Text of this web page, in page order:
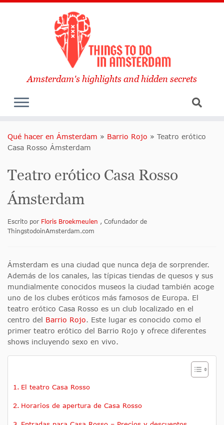
Amsterdam's highlights and hidden secrets
Qué hacer en Ámsterdam » Barrio Rojo » Teatro erótico
Casa Rosso Ámsterdam
Teatro erótico Casa Rosso
Ámsterdam
Escrito por Floris Broekmeulen , Cofundador de
ThingstodoinAmsterdam.com
Ámsterdam es una ciudad que nunca deja de sorprender.
Además de los canales, las típicas tiendas de quesos y sus
mundialmente conocidos museos la ciudad también acoge
uno de los clubes eróticos más famosos de Europa. El
teatro erótico Casa Rosso es un club localizado en el
centro del Barrio Rojo. Este lugar es conocido como el
primer teatro erótico del Barrio Rojo y ofrece diferentes
shows incluyendo sexo en vivo.
El teatro Casa Rosso
Horarios de apertura de Casa Rosso